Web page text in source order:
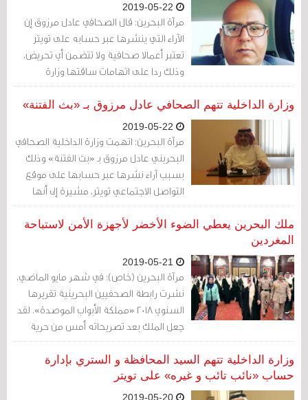
مرآة البحرين: قال الصحافي عادل مرزوق إن
الآراء التي ينشرها عبر حسابه على تويتر
تعتبر أعمالا صحافية ولا تتضمن أي تحريض،
وذلك ردا على اتهامات ساقتها وزارة
الداخلية بحقه.
وزارة الداخلية تتهم الصحافي عادل مرزوق بـ «بث الفتنة»
مرآة البحرين: اتهمت وزارة الداخلية الصحافي
البحريني عادل مرزوق بـ «بث الفتنة» وذلك
بسبب آراء نشرها عبر حسابها على موقع
التواصل الاجتماعي تويتر، مشيرة إلى أنها
ستتخذ إجراءات قانونية بحقه.
ملك البحرين يعطي الضوء الأخضر لأجهزة الأمن لاستباحة
المغردين
مرآة البحرين (خاص): في شهر مايو الماضي،
نشرت رابطة الصحفيين البحرينية تقريرها
السنوي 2018 «مملكة الأبواب الموصدة». لقد
جعل الملك بعد تصريحاته أمس من حرية
التعبير أمراً خطراً على أي مواطن يكتب
اعتراضه عبر وسائل التواصل الاجتماعي،
حينما وجّه الملك وزارة الداخلية بصورة
واضحة للقيام بحملة قمع ضد المغرّدين
وزارة الداخلية تتهم السيد المحافظة و الستري بإدارة
حساب «نائب تائب و غيره» على تويتر